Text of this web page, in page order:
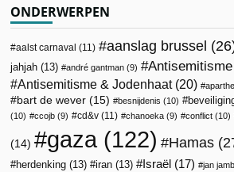
ONDERWERPEN
aalst carnaval (11) aanslag brussel
jahjah (13) andré gantman (9)
Antisemitisme & Jodenhaat(20)
bart de wever (15) besnijdenis (10)
(10)
ccojb (9) cd&v (11) chanoeka (9) conflict (10)
(14) gaza(122) Hamas
herdenking (13) iran (13) Israël (17) jan